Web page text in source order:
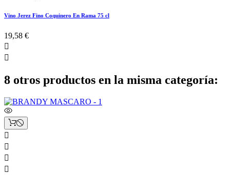
Vino Jerez Fino Coquinero En Rama 75 cl
19,58 €


8 otros productos en la misma categoría:



